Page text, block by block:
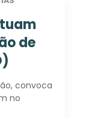
de
convoca
no